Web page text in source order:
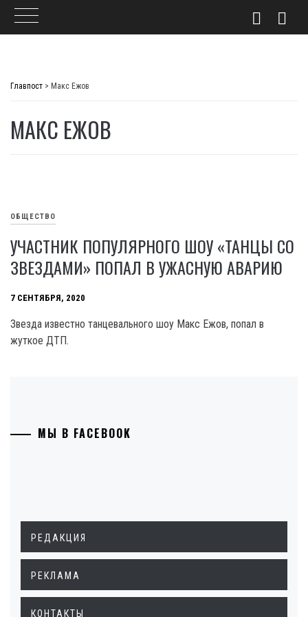
Главпост > Макс Ежов
МАКС ЕЖОВ
ОБЩЕСТВО
УЧАСТНИК ПОПУЛЯРНОГО ШОУ «ТАНЦЫ СО
ЗВЕЗДАМИ» ПОПАЛ В УЖАСНУЮ АВАРИЮ
7 СЕНТЯБРЯ, 2020
Звезда известно танцевального шоу Макс Ежов, попал в
жуткое ДТП.
МЫ В FACEBOOK
РЕДАКЦИЯ
РЕКЛАМА
КОНТАКТЫ